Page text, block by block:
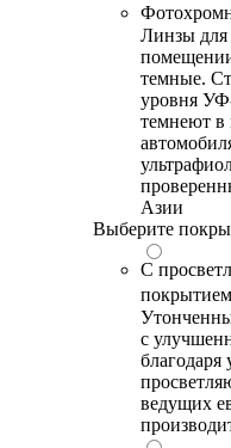
Линзы для
темные.
уровня
темнеют в
Азии
Выберите
С
покрытием
с
ведущих